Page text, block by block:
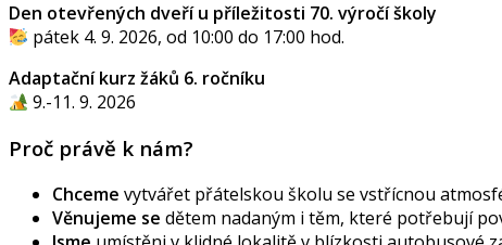
Den otevřených dveří u příležitosti 70. výročí školy
pátek 4. 9. 2026, od 10:00 do 17:00 hod.
Adaptační kurz žáků 6. ročníku
9.-11. 9. 2026
Proč právě k nám?
Chceme vytvářet přátelskou školu se vstřícnou
Věnujeme se dětem nadaným i těm, které potřebují